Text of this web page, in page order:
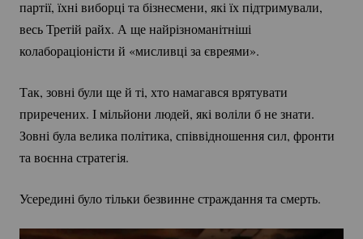
партії, їхні виборці та бізнесмени, які їх підтримували,
весь Третій райх. А ще найрізноманітніші
колабораціоністи й «мисливці за євреями».
Так, зовні були ще й ті, хто намагався врятувати
приречених. І мільйони людей, які воліли б не знати.
Зовні була велика політика, співвідношення сил, фронти
та воєнна стратегія.
Усередині було тільки безвинне страждання та смерть.